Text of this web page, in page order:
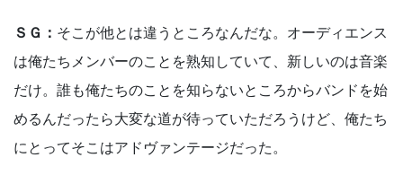
ＳＧ： そこが他とは違うところなんだな。オーディエンス
は俺たちメンバーのことを熟知していて、新しいのは音楽
だけ。誰も俺たちのことを知らないところからバンドを始
めるんだったら大変な道が待っていただろうけど、俺たち
にとってそこはアドヴァンテージだった。